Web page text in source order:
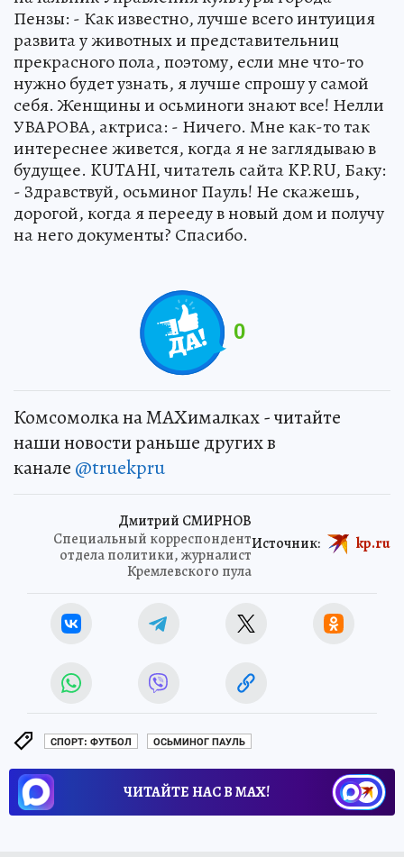
Пензы: - Как известно, лучше всего интуиция
развита у животных и представительниц
прекрасного пола, поэтому, если мне что-то
нужно будет узнать, я лучше спрошу у самой
себя. Женщины и осьминоги знают все! Нелли
УВАРОВА, актриса: - Ничего. Мне как-то так
интереснее живется, когда я не заглядываю в
будущее. KUTAHI, читатель сайта KP.RU, Баку:
- Здравствуй, осьминог Пауль! Не скажешь,
дорогой, когда я перееду в новый дом и получу
на него документы? Спасибо.
0
Комсомолка на MAXималках - читайте
наши новости раньше других в
канале @truekpru
Дмитрий СМИРНОВ
Специальный корреспондент
отдела политики, журналист
Кремлевского пула
Источник: kp.ru
СПОРТ: ФУТБОЛ ОСЬМИНОГ ПАУЛЬ
ЧИТАЙТЕ НАС В МАХ!